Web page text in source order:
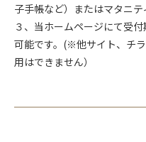
子手帳など）またはマタニテ
３、当ホームページにて受
可能です。(※他サイト、チ
用はできません）